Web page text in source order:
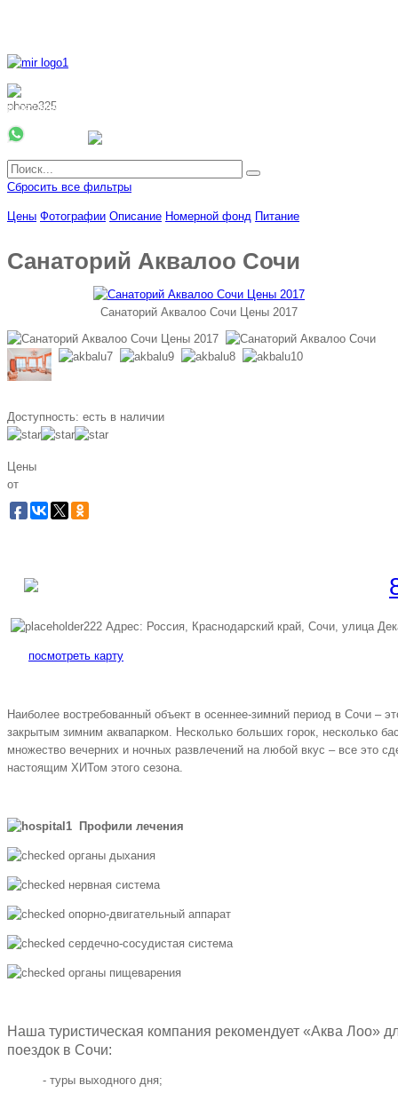
8 962 888 51 55
Сбросить все фильтры
Цены Фотографии Описание Номерной фонд Питание
Санаторий Аквалоо Сочи
Санаторий Аквалоо Сочи Цены 2017
Доступность: есть в наличии
Цены
от
Адрес: Россия, Краснодарский край, Сочи, улица
посмотреть карту
Наиболее востребованный объект в осеннее-зимний период в Сочи –
закрытым зимним аквапарком. Несколько больших горок, несколько
множество вечерних и ночных развлечений на любой вкус – все это
настоящим ХИТом этого сезона.
Профили лечения
органы дыхания
нервная система
опорно-двигательный аппарат
сердечно-сосудистая система
органы пищеварения
Наша туристическая компания рекомендует «Аква Лоо»
поездок в Сочи:
- туры выходного дня;